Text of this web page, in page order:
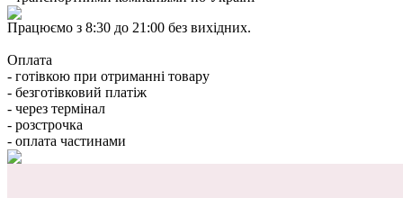
Працюємо з 8:30 до 21:00 без вихідних.
Оплата
- готівкою при отриманні товару
- безготівковий платіж
- через термінал
- розстрочка
- оплата частинами